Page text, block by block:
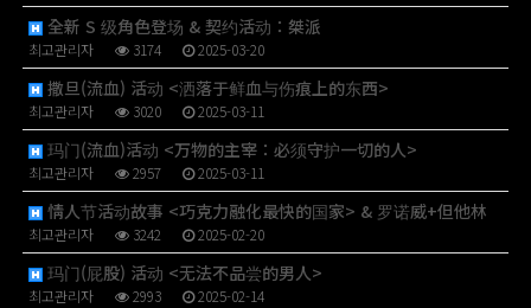
全新 S 级角色登场 & 契约活动：桀派
최고관리자 3174 2025-03-20
撒旦(流血) 活动 <洒落于鲜血与伤痕上的东西>
최고관리자 3020 2025-03-11
玛门(流血)活动 <万物的主宰：必须守护一切的人>
최고관리자 2957 2025-03-11
情人节活动故事 <巧克力融化最快的国家> & 罗诺威+但他林
최고관리자 3242 2025-02-20
玛门(屁股) 活动 <无法不品尝的男人>
최고관리자 2993 2025-02-14